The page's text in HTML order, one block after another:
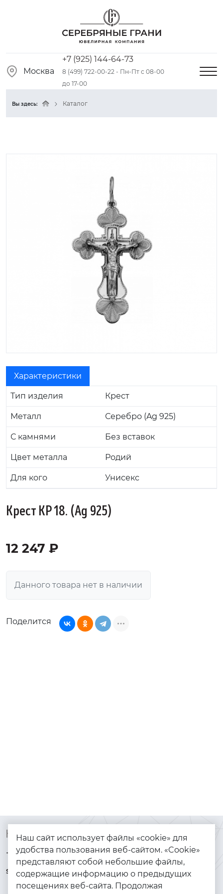
Москва
+7 (925) 144-64-73
8 (499) 722-00-22 - Пн-Пт с 08-00
до 17-00
Вы здесь: Каталог
Характеристики
Тип изделия Крест
Металл Серебро (Ag 925)
С камнями Без вставок
Цвет металла Родий
Для кого Унисекс
Крест KP 18. (Ag 925)
12 247 ₽
Данного товара нет в наличии
Поделится
Контакты
+7 (925) 144-64-73
serebryanyye.grani@mail.ru
Каталог
Браслеты
Золото
Серебро
Наш сайт использует файлы «cookie» для
удобства пользования веб-сайтом. «Cookie»
представляют собой небольшие файлы,
содержащие информацию о предыдущих
посещениях веб-сайта. Продолжая